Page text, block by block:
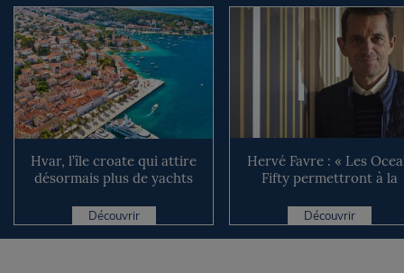
Hvar, l’île croate qui attire
désormais plus de yachts
Découvrir
Hervé Favre : « Les
Fifty permettront à la
Découvrir